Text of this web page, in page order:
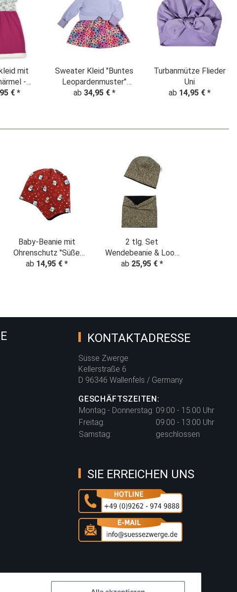
mit
-
Party"
€ *
Sweater Kleid "Buntes
Leopardenmuster"
Batik flieder
ab 34,95 € *
Turbanmütze Flieder
Uni
ab 14,95 € *
Baby-Beanie mit
Ohrenschutz "Süße
Pinguine" Weihnachten
ab 14,95 € *
2 tlg. Set
Wendebeanie & Loop
"Leopardenmuster"
ab 25,95 € *
KONTAKTADRESSE
Süsse Zwerge
Kellerstraße 6
D 96346 Wallenfels / Germany
GESCHÄFTSZEITEN:
Montag - Donnerstag: 09:00 - 15:00 Uhr
Freitag:
09:00 - 13:00 Uhr
Samstag:
geschlossen
SIE ERREICHEN UNS